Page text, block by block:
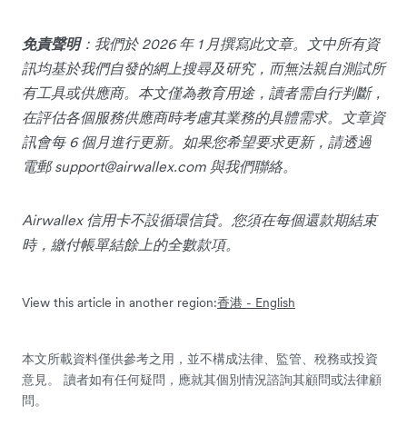
免責聲明：我們於 2026 年 1 月撰寫此文章。文中所有資
訊均基於我們自發的網上搜尋及研究，而無法親自測試所
有工具或供應商。本文僅為教育用途，讀者需自行判斷，
在評估各個服務供應商時考慮其業務的具體需求。文章資
訊會每 6 個月進行更新。如果您希望要求更新，請透過
電郵support@airwallex.com 與我們聯絡。
Airwallex 信用卡不設循環信貸。您須在每個還款期結束
時，繳付帳單結餘上的全數款項。
View this article in another region:香港 - English
本文所載資料僅供參考之用，並不構成法律、監管、稅務或投資
意見。 讀者如有任何疑問，應就其個別情況諮詢其顧問或法律顧
問。